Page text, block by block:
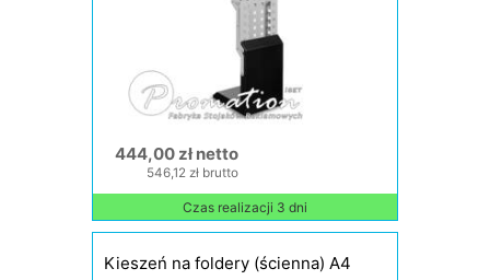
444,00 zł netto
546,12 zł brutto
Czas realizacji 3 dni
Kieszeń na foldery (ścienna) A4